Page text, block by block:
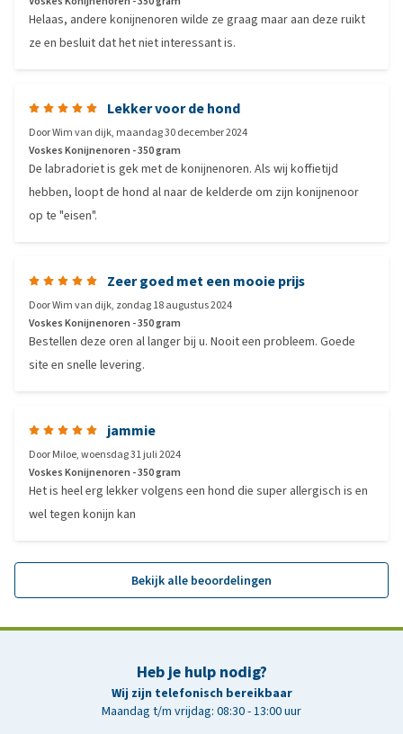
Helaas, andere konijnenoren wilde ze graag maar aan deze ruikt
ze en besluit dat het niet interessant is.
Lekker voor de hond
DoorWim van dijk, maandag 30 december 2024
Voskes Konijnenoren - 350 gram
De labradoriet is gek met de konijnenoren. Als wij koffietijd
hebben, loopt de hond al naar de kelderde om zijn konijnenoor
op te "eisen".
Zeer goed met een mooie prijs
DoorWim van dijk, zondag 18 augustus 2024
Voskes Konijnenoren - 350 gram
Bestellen deze oren al langer bij u. Nooit een probleem. Goede
site en snelle levering.
jammie
DoorMiloe,woensdag 31 juli 2024
Voskes Konijnenoren - 350 gram
Het is heel erg lekker volgens een hond die super allergisch is en
wel tegen konijn kan
Bekijk alle beoordelingen
Heb je hulp nodig?
Wij zijn telefonisch bereikbaar
Maandag t/m vrijdag: 08:30 - 13:00 uur